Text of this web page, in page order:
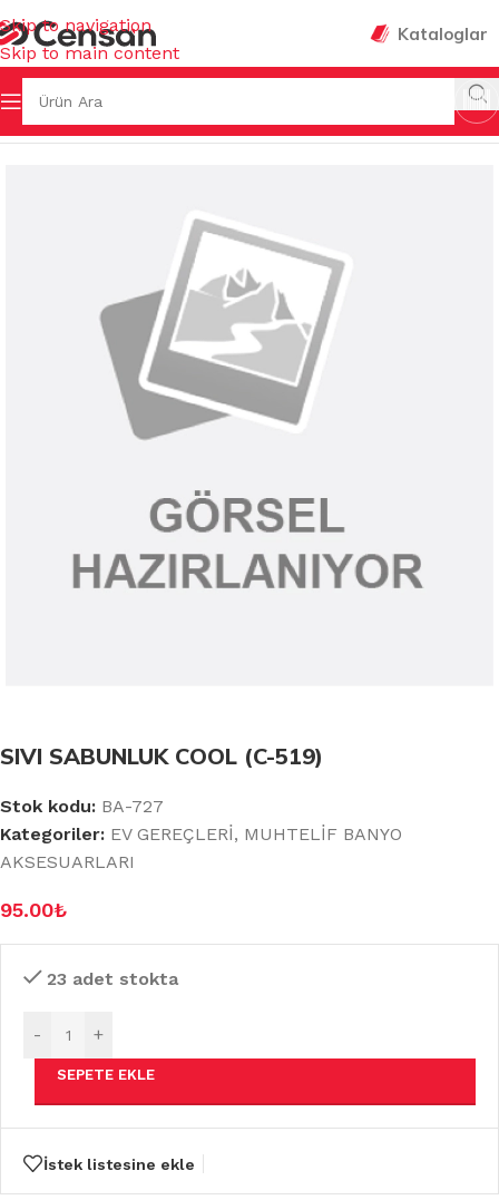
Skip to navigation
Skip to main content
Kataloglar
Sayfa MUHTELİF BANYO AKSESUARLARI
SIVI SABUNLUK COOL (C-519)
Stok kodu: BA-727
Kategoriler: EV GEREÇLERİ, MUHTELİF BANYO
AKSESUARLARI
95.00₺
23 adet stokta
- +
SEPETE EKLE
İstek listesine ekle